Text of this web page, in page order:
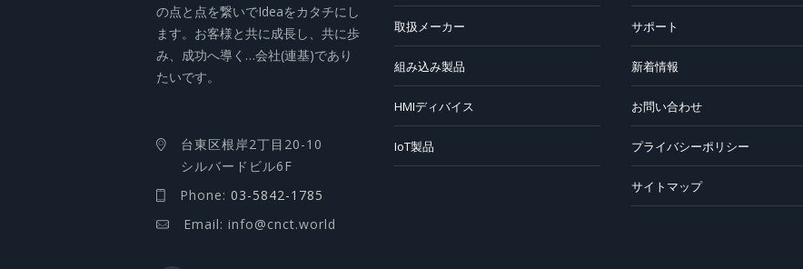
の点と点を繋いでIdeaをカタチにし
ます。お客様と共に成長し、共に歩
み、成功へ導く…会社(連基)であり
たいです。
台東区根岸2丁目20-10
シルバードビル6F
Phone: 03-5842-1785
Email: info@cnct.world
取扱メーカー
組み込み製品
HMIディバイス
IoT製品
サポート
新着情報
お問い合わせ
プライバシーポリシー
サイトマップ